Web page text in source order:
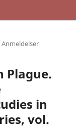
Anmeldelser
Plague.
in
vol.